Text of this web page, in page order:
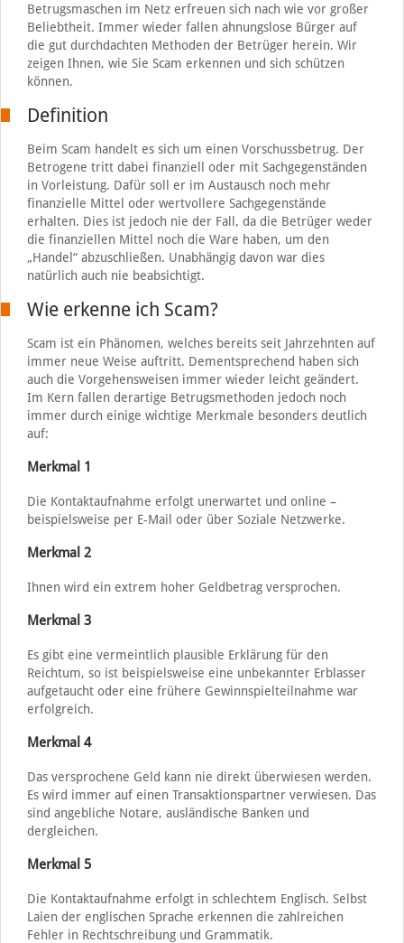
Betrugsmaschen im Netz erfreuen sich nach wie vor großer
Beliebtheit. Immer wieder fallen ahnungslose Bürger auf
die gut durchdachten Methoden der Betrüger herein. Wir
zeigen Ihnen, wie Sie Scam erkennen und sich schützen
können.
Definition
Beim Scam handelt es sich um einen Vorschussbetrug. Der
Betrogene tritt dabei finanziell oder mit Sachgegenständen
in Vorleistung. Dafür soll er im Austausch noch mehr
finanzielle Mittel oder wertvollere Sachgegenstände
erhalten. Dies ist jedoch nie der Fall, da die Betrüger weder
die finanziellen Mittel noch die Ware haben, um den
„Handel“ abzuschließen. Unabhängig davon war dies
natürlich auch nie beabsichtigt.
Wie erkenne ich Scam?
Scam ist ein Phänomen, welches bereits seit Jahrzehnten auf
immer neue Weise auftritt. Dementsprechend haben sich
auch die Vorgehensweisen immer wieder leicht geändert.
Im Kern fallen derartige Betrugsmethoden jedoch noch
immer durch einige wichtige Merkmale besonders deutlich
auf:
Merkmal 1
Die Kontaktaufnahme erfolgt unerwartet und online –
beispielsweise per E-Mail oder über Soziale Netzwerke.
Merkmal 2
Ihnen wird ein extrem hoher Geldbetrag versprochen.
Merkmal 3
Es gibt eine vermeintlich plausible Erklärung für den
Reichtum, so ist beispielsweise eine unbekannter Erblasser
aufgetaucht oder eine frühere Gewinnspielteilnahme war
erfolgreich.
Merkmal 4
Das versprochene Geld kann nie direkt überwiesen werden.
Es wird immer auf einen Transaktionspartner verwiesen. Das
sind angebliche Notare, ausländische Banken und
dergleichen.
Merkmal 5
Die Kontaktaufnahme erfolgt in schlechtem Englisch. Selbst
Laien der englischen Sprache erkennen die zahlreichen
Fehler in Rechtschreibung und Grammatik.